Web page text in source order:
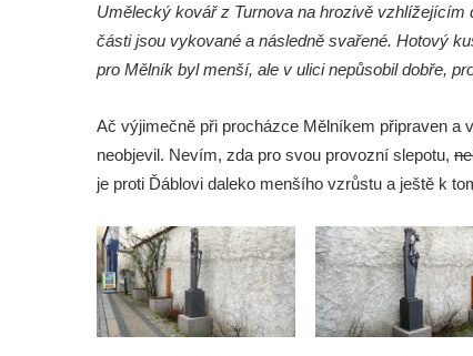
Socha Želva v ZOO Hluboká
Socha Včela v ZOO Hluboká
Socha Housenka v ZOO Hluboká
Socha Rosomák v ZOO Hluboká
Socha Beruška v ZOO Hluboká
Socha Vážka v ZOO Hluboká
Socha Volavka v ZOO Hluboká
Umělecký kovář z Turnova na hrozivě vzhlížejícím
části jsou vykované a následně svařené. Hotový
pro Mělník byl menší, ale v ulici nepůsobil dobře,
Ač výjimečně při procházce Mělníkem připraven a
neobjevil. Nevím, zda pro svou provozní slepotu,
je proti Ďáblovi daleko menšího vzrůstu a ještě k